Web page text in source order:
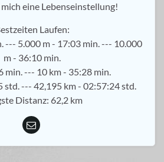
eine Lebenseinstellung!
Laufen:
--- 5.000 m - 17:03 min. --- 10.000
m - 36:10 min.
min. --- 10 km - 35:28 min.
std. --- 42,195 km - 02:57:24 std.
Distanz: 62,2 km